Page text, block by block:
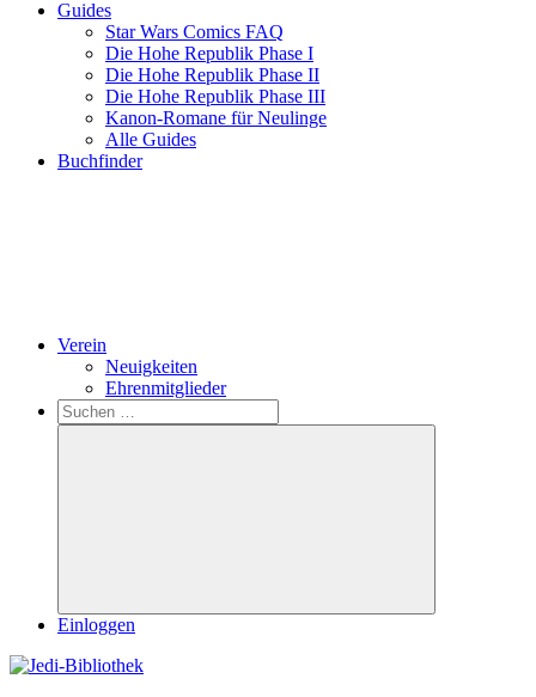
Guides
Star Wars Comics FAQ
Die Hohe Republik Phase I
Die Hohe Republik Phase II
Die Hohe Republik Phase III
Kanon-Romane für Neulinge
Alle Guides
Buchfinder
Verein
Neuigkeiten
Ehrenmitglieder
Search
Suchen
nach:
Suchen
Einloggen